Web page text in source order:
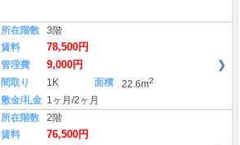
所在階数
3階
賃料
78,500円
管理費 9,000円
間取り 1K 面積 22.6m2
敷金/礼金 1ヶ月/2ヶ月
所在階数
2階
賃料
76,500円